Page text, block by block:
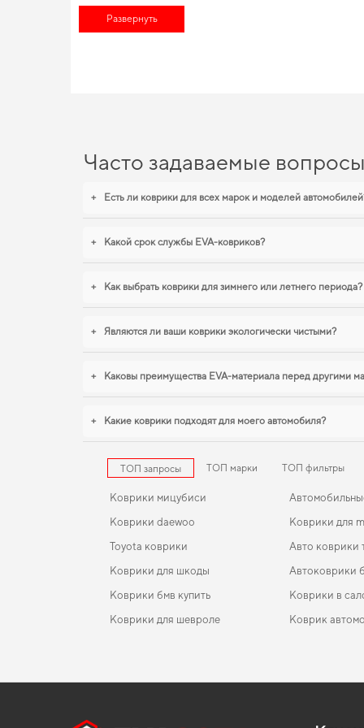
Обновите функциональность своего авто,
porsche ценаприятно вас удивит. Выбирайте практичное
автомобилей, независимо от стадии использования
Развернуть
Часто задаваемые вопросы
+ Есть ли коврики для всех марок и моделей
+ Какой срок службы EVA-ковриков?
+ Как выбрать коврики для зимнего или летнего периода?
+ Являются ли ваши коврики экологически чистыми?
+ Каковы преимущества EVA-материала перед другими
+ Какие коврики подходят для моего автомобиля?
ТОП запросы ТОП марки ТОП фильтры
Коврики мицубиси
Коврики daewoo
Toyota коврики
Коврики для шкоды
Коврики бмв купить
Коврики для шевроле
Коврики для
Авто коврики
Автоковрики
Коврики в
Коврик